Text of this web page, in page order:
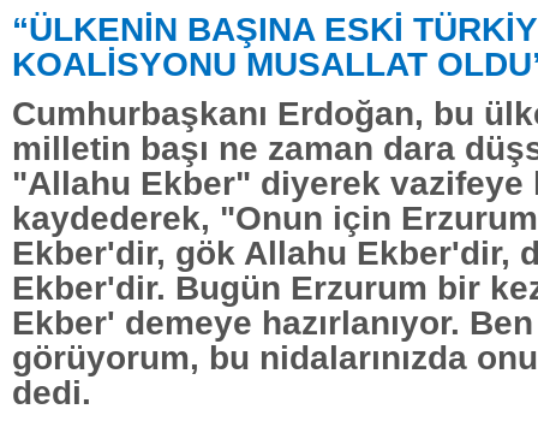
“ÜLKENİN BAŞINA ESKİ
KOALİSYONU MUSALLAT
Cumhurbaşkanı Erdoğan, bu
milletin başı ne zaman dara
"Allahu Ekber" diyerek vazifeye
kaydederek, "Onun için
Ekber'dir, gök Allahu Ekber'dir,
Ekber'dir. Bugün Erzurum bir
Ekber' demeye hazırlanıyor.
görüyorum, bu nidalarınızda
dedi.